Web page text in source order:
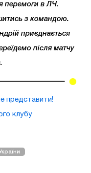
перемоги в ЛЧ.
з командою.
приєднається
після матчу
представити!
клубу